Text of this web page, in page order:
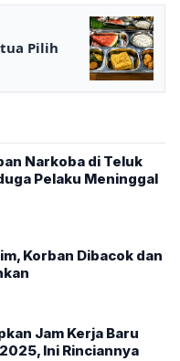
Pilih
Narkoba di Teluk
Pelaku Meninggal
Korban Dibacok dan
Jam Kerja Baru
Ini Rinciannya